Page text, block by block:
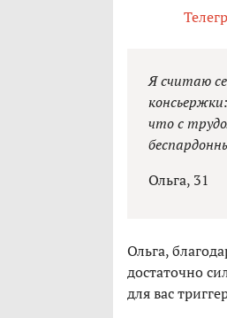
Я считаю
что с
Ольга, 31
Ольга,
достаточно
для вас